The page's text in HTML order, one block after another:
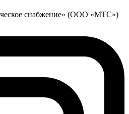
снабжение» (ООО «МТС»)